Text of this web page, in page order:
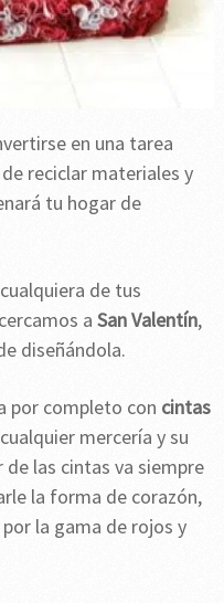
en una tarea
reciclar materiales y
tu hogar de
de tus
a San Valentín,
diseñándola.
por completo con cintas
mercería y su
las cintas va siempre
la forma de corazón,
la gama de rojos y